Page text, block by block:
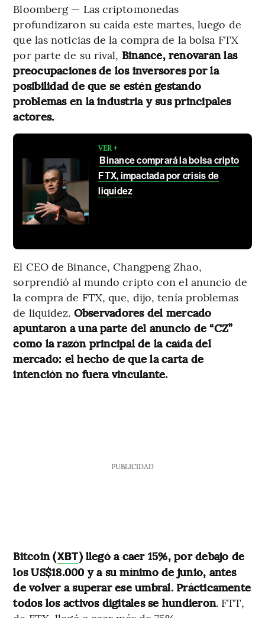
Bloomberg — Las criptomonedas
profundizaron su caída este martes, luego de
que las noticias de la compra de la bolsa FTX
por parte de su rival, Binance, renovaran las
preocupaciones de los inversores por la
posibilidad de que se estén gestando
problemas en la industria y sus principales
actores.
VER +
Binance comprará la bolsa cripto
FTX, impactada por crisis de
liquidez
El CEO de Binance, Changpeng Zhao,
sorprendió al mundo cripto con el anuncio de
la compra de FTX, que, dijo, tenía problemas
de liquidez. Observadores del mercado
apuntaron a una parte del anuncio de “CZ”
como la razón principal de la caída del
mercado: el hecho de que la carta de
intención no fuera vinculante.
PUBLICIDAD
Bitcoin (XBT) llegó a caer 15%, por debajo de
los US$18.000 y a su mínimo de junio, antes
de volver a superar ese umbral. Prácticamente
todos los activos digitales se hundieron. FTT,